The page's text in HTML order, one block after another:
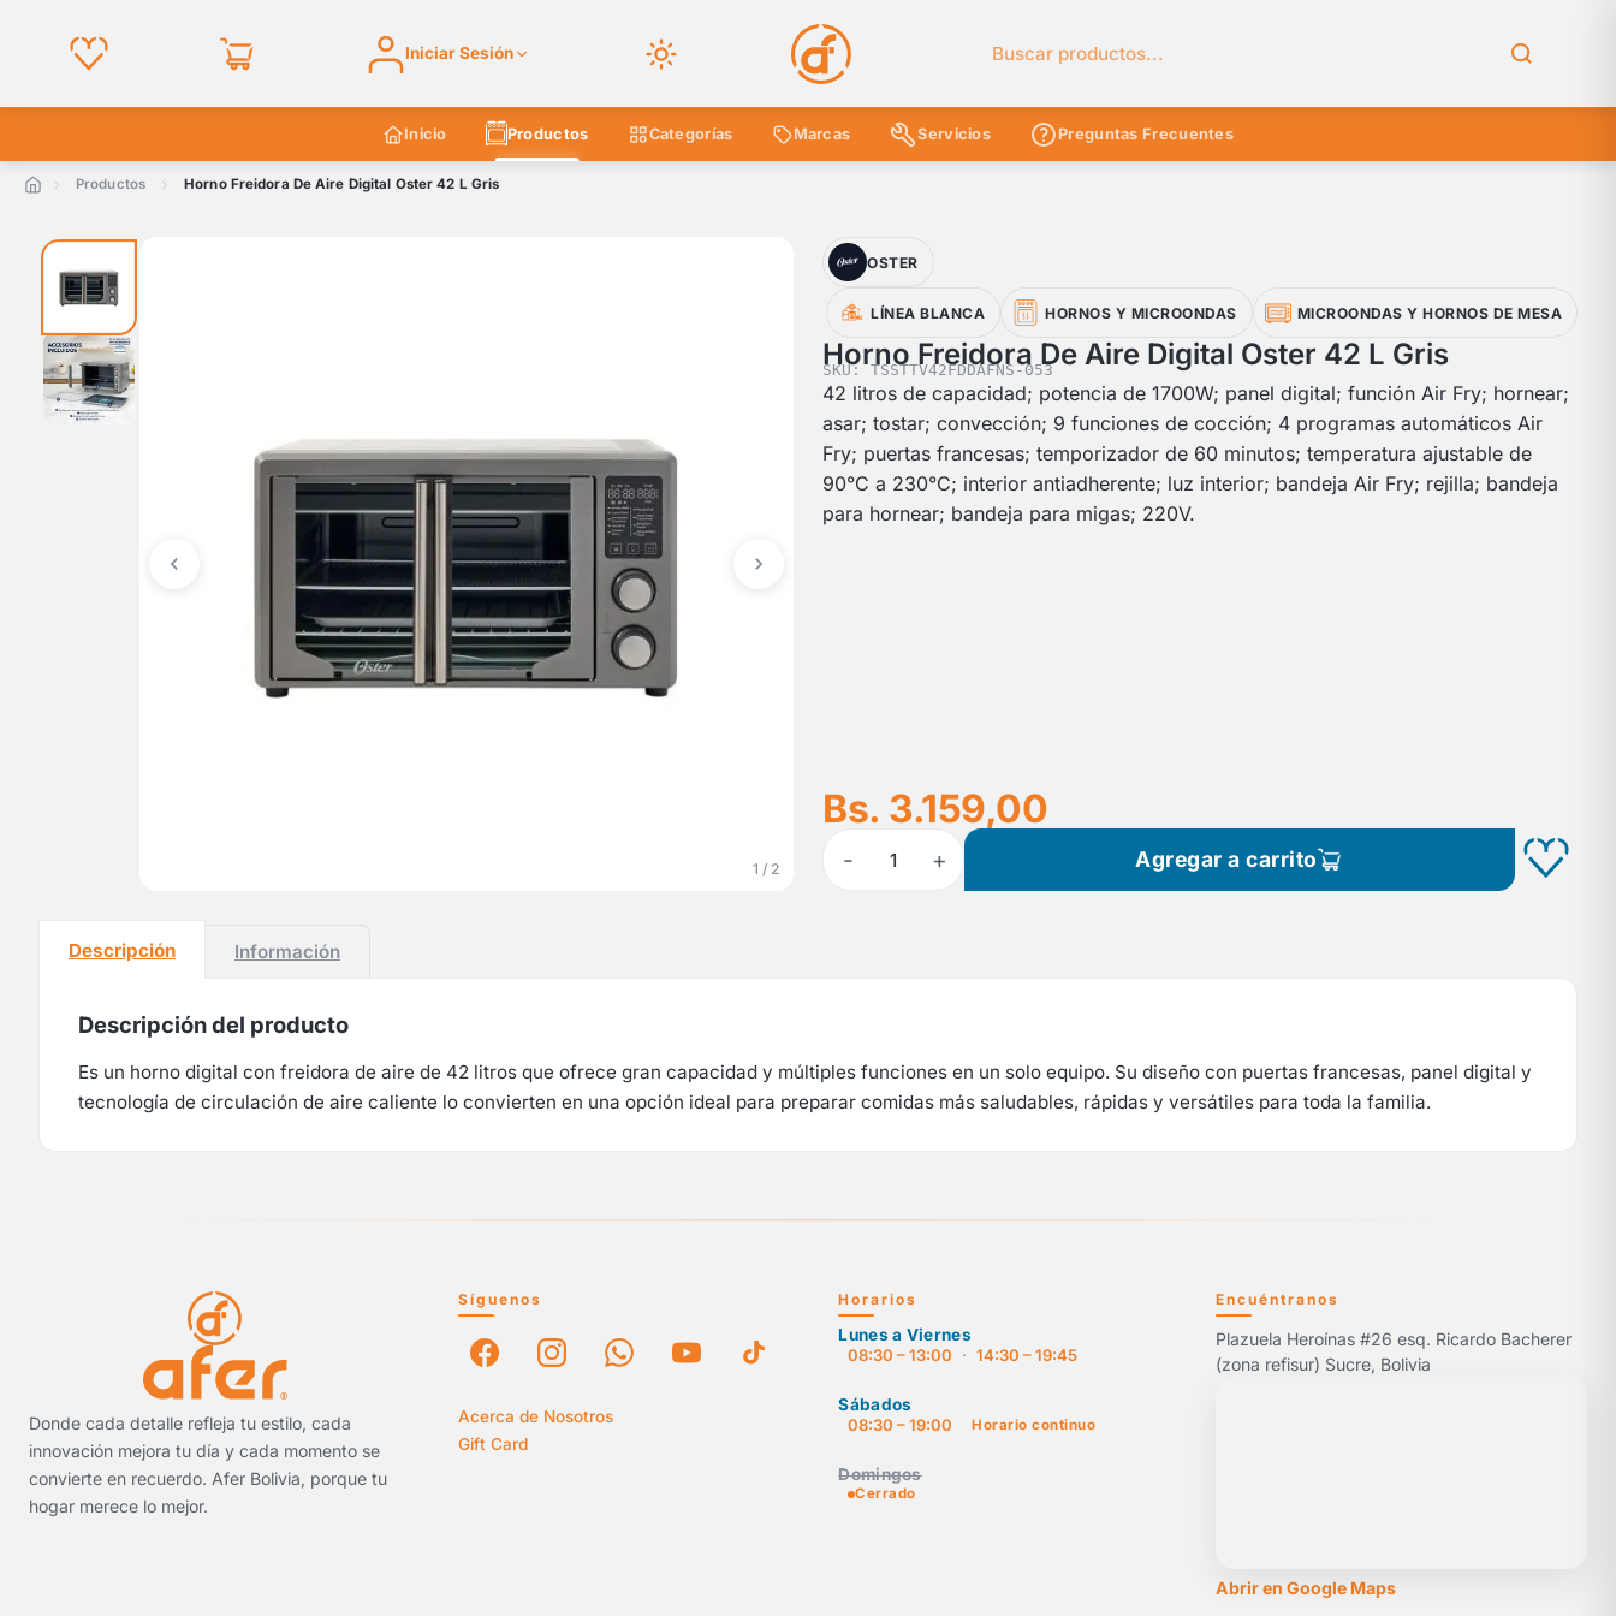
Iniciar Sesión Buscar en el catálogo
Inicio Productos Categorías Marcas Servicios Preguntas Frecuentes
Productos Horno Freidora De Aire Digital Oster 42 L Gris
1 / 2
OSTER
LÍNEA BLANCA HORNOS Y MICROONDAS MICROONDAS Y HORNOS DE MESA
Horno Freidora De Aire Digital Oster 42 L Gris
SKU: TSSTTV42FDDAFNS-053
42 litros de capacidad; potencia de 1700W; panel digital; función Air Fry; hornear;
asar; tostar; convección; 9 funciones de cocción; 4 programas automáticos Air
Fry; puertas francesas; temporizador de 60 minutos; temperatura ajustable de
90°C a 230°C; interior antiadherente; luz interior; bandeja Air Fry; rejilla; bandeja
para hornear; bandeja para migas; 220V.
Bs. 3.159,00
- 1 + Agregar a carrito
Descripción Información
Descripción del producto
Es un horno digital con freidora de aire de 42 litros que ofrece gran capacidad y múltiples funciones en un solo equipo. Su diseño con puertas francesas, panel digital y
tecnología de circulación de aire caliente lo convierten en una opción ideal para preparar comidas más saludables, rápidas y versátiles para toda la familia.
Donde cada detalle refleja tu estilo, cada
innovación mejora tu día y cada momento se
convierte en recuerdo. Afer Bolivia, porque tu
hogar merece lo mejor.
Síguenos
Acerca de Nosotros
Gift Card
Horarios
Lunes a Viernes
08:30 – 13:00
· 14:30 – 19:45
Sábados
08:30 – 19:00
Horario continuo
Domingos
Cerrado
Encuéntranos
Plazuela Heroínas #26 esq. Ricardo Bacherer
(zona refisur) Sucre, Bolivia
Abrir en Google Maps